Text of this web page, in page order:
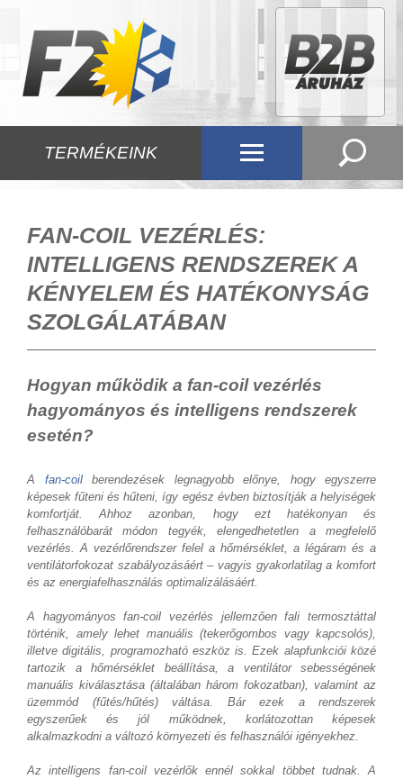
TERMÉKEINK
FAN-COIL VEZÉRLÉS:
INTELLIGENS RENDSZEREK A
KÉNYELEM ÉS HATÉKONYSÁG
SZOLGÁLATÁBAN
Hogyan működik a fan-coil vezérlés
hagyományos és intelligens rendszerek
esetén?
A fan-coilberendezések legnagyobb előnye, hogy egyszerre
képesek fűteni és hűteni, így egész évben biztosítják a helyiségek
komfortját. Ahhoz azonban, hogy ezt hatékonyan és
felhasználóbarát módon tegyék, elengedhetetlen a megfelelő
vezérlés. A vezérlőrendszer felel a hőmérséklet, a légáram és a
ventilátorfokozat szabályozásáért – vagyis gyakorlatilag a komfort
és az energiafelhasználás optimalizálásáért.
A hagyományos fan-coil vezérlés jellemzően fali termosztáttal
történik, amely lehet manuális (tekerőgombos vagy kapcsolós),
illetve digitális, programozható eszköz is. Ezek alapfunkciói közé
tartozik a hőmérséklet beállítása, a ventilátor sebességének
manuális kiválasztása (általában három fokozatban), valamint az
üzemmód (fűtés/hűtés) váltása. Bár ezek a rendszerek
egyszerűek és jól működnek, korlátozottan képesek
alkalmazkodni a változó környezeti és felhasználói igényekhez.
Az intelligens fan-coil vezérlők ennél sokkal többet tudnak. A